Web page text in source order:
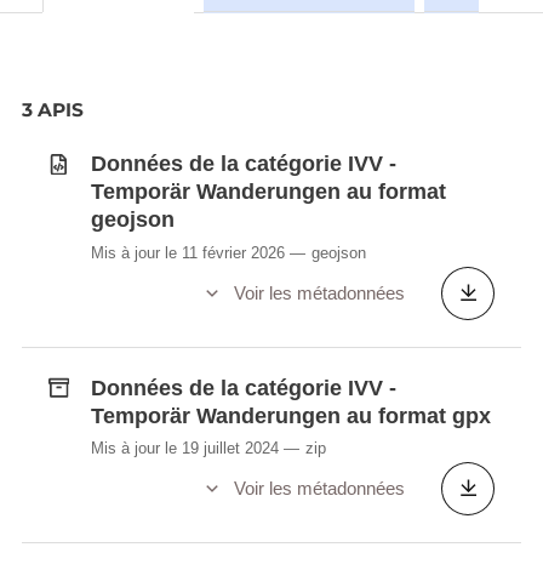
3 APIS
Données de la catégorie IVV -
Temporär Wanderungen au format
geojson
Mis à jour le 11 février 2026 geojson
Voir les métadonnées
Données de la catégorie IVV -
Temporär Wanderungen au format gpx
Mis à jour le 19 juillet 2024 zip
Voir les métadonnées